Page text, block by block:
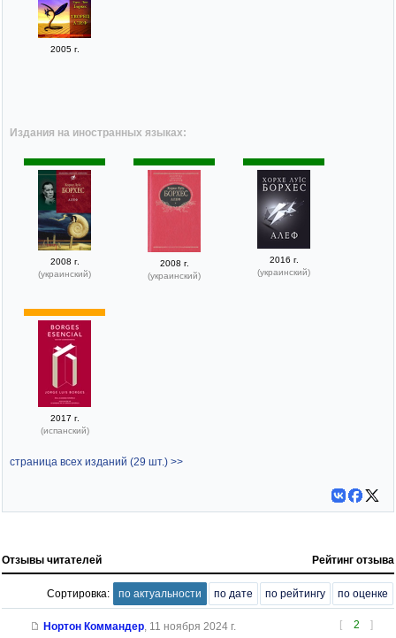
2005 г.
Издания на иностранных языках:
2008 г.
(украинский)
2008 г.
(украинский)
2016 г.
(украинский)
2017 г.
(испанский)
страница всех изданий (29 шт.) >>
Отзывы читателей Рейтинг отзыва
Сортировка: по актуальности по дате по рейтингу по оценке
[ 2 ]
Нортон Коммандер, 11 ноября 2024 г.